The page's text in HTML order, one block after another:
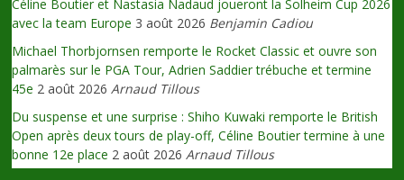
Céline Boutier et Nastasia Nadaud joueront la Solheim Cup 2026
avec la team Europe 3 août 2026 Benjamin Cadiou
Michael Thorbjornsen remporte le Rocket Classic et ouvre son
palmarès sur le PGA Tour, Adrien Saddier trébuche et termine
45e 2 août 2026 Arnaud Tillous
Du suspense et une surprise : Shiho Kuwaki remporte le British
Open après deux tours de play-off, Céline Boutier termine à une
bonne 12e place 2 août 2026 Arnaud Tillous